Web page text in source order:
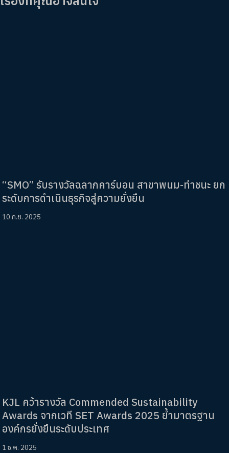
“SMO” รับรางวัลฉลากคาร์บอน สาขาพนม-ท่าชนะ ยก
ระดับการดำเนินธุรกิจสู่ความยั่งยืน
10 ก.ย. 2025
KJL คว้ารางวัล Commended Sustainability
Awards จากเวที SET Awards 2025 ย้ำมาตรฐาน
องค์กรยั่งยืนระดับประเทศ
1 ธ.ค. 2025